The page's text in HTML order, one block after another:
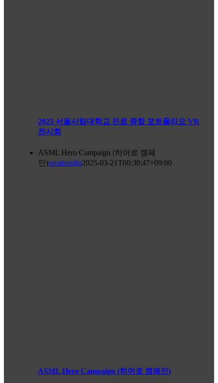
2025 서울시립대학교 진로 종합 포트폴리오 VR
전시회
ASML Hero Campaign (히어로 캠페
인)vrealstudio2025-03-21T00:30:47+09:00
ASML Hero Campaign (히어로 캠페인)